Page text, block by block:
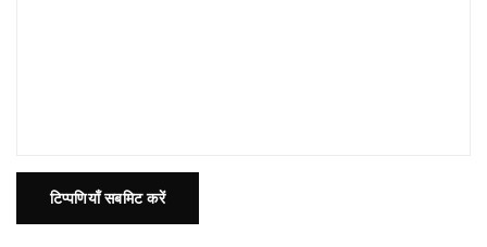
टिप्पणियाँ सबमिट करें